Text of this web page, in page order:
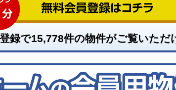
録で15,778件の物件がご覧いただ